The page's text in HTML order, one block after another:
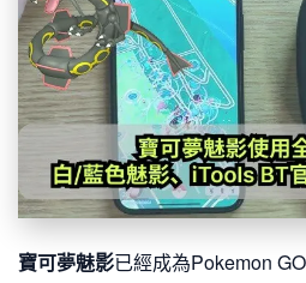
寶可夢魅影已經成為Pokemon